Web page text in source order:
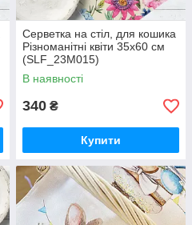
Серветка на стіл, для кошика
Різноманітні квіти 35x60 см
(SLF_23M015)
В наявності
340 ₴
Купити